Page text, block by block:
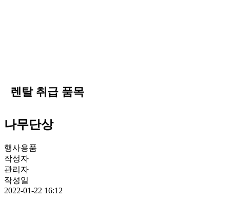
렌탈 취급 품목
나무단상
행사용품
작성자
관리자
작성일
2022-01-22 16:12